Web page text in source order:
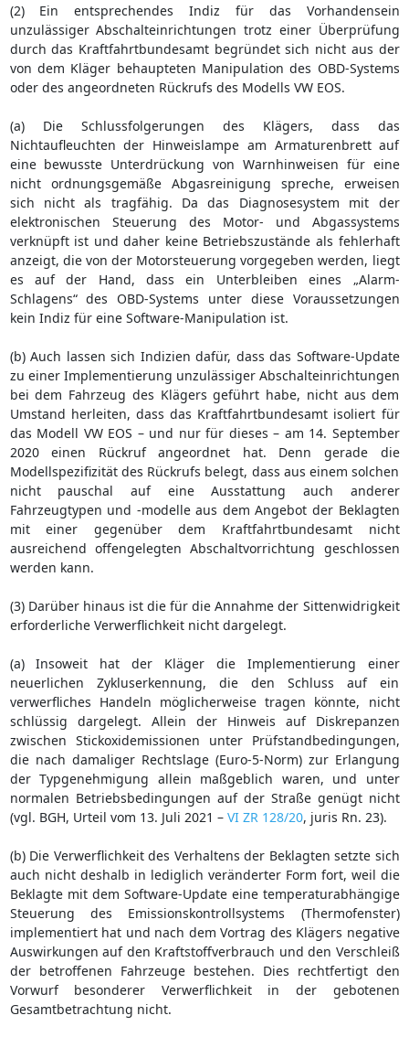
(2) Ein entsprechendes Indiz für das Vorhandensein
unzulässiger Abschalteinrichtungen trotz einer Überprüfung
durch das Kraftfahrtbundesamt begründet sich nicht aus der
von dem Kläger behaupteten Manipulation des OBD-Systems
oder des angeordneten Rückrufs des Modells VW EOS.
(a) Die Schlussfolgerungen des Klägers, dass das
Nichtaufleuchten der Hinweislampe am Armaturenbrett auf
eine bewusste Unterdrückung von Warnhinweisen für eine
nicht ordnungsgemäße Abgasreinigung spreche, erweisen
sich nicht als tragfähig. Da das Diagnosesystem mit der
elektronischen Steuerung des Motor- und Abgassystems
verknüpft ist und daher keine Betriebszustände als fehlerhaft
anzeigt, die von der Motorsteuerung vorgegeben werden, liegt
es auf der Hand, dass ein Unterbleiben eines „Alarm-
Schlagens“ des OBD-Systems unter diese Voraussetzungen
kein Indiz für eine Software-Manipulation ist.
(b) Auch lassen sich Indizien dafür, dass das Software-Update
zu einer Implementierung unzulässiger Abschalteinrichtungen
bei dem Fahrzeug des Klägers geführt habe, nicht aus dem
Umstand herleiten, dass das Kraftfahrtbundesamt isoliert für
das Modell VW EOS – und nur für dieses – am 14. September
2020 einen Rückruf angeordnet hat. Denn gerade die
Modellspezifizität des Rückrufs belegt, dass aus einem solchen
nicht pauschal auf eine Ausstattung auch anderer
Fahrzeugtypen und -modelle aus dem Angebot der Beklagten
mit einer gegenüber dem Kraftfahrtbundesamt nicht
ausreichend offengelegten Abschaltvorrichtung geschlossen
werden kann.
(3) Darüber hinaus ist die für die Annahme der Sittenwidrigkeit
erforderliche Verwerflichkeit nicht dargelegt.
(a) Insoweit hat der Kläger die Implementierung einer
neuerlichen Zykluserkennung, die den Schluss auf ein
verwerfliches Handeln möglicherweise tragen könnte, nicht
schlüssig dargelegt. Allein der Hinweis auf Diskrepanzen
zwischen Stickoxidemissionen unter Prüfstandbedingungen,
die nach damaliger Rechtslage (Euro-5-Norm) zur Erlangung
der Typgenehmigung allein maßgeblich waren, und unter
normalen Betriebsbedingungen auf der Straße genügt nicht
(vgl. BGH, Urteil vom 13. Juli 2021 – VI ZR 128/20, juris Rn. 23).
(b) Die Verwerflichkeit des Verhaltens der Beklagten setzte sich
auch nicht deshalb in lediglich veränderter Form fort, weil die
Beklagte mit dem Software-Update eine temperaturabhängige
Steuerung des Emissionskontrollsystems (Thermofenster)
implementiert hat und nach dem Vortrag des Klägers negative
Auswirkungen auf den Kraftstoffverbrauch und den Verschleiß
der betroffenen Fahrzeuge bestehen. Dies rechtfertigt den
Vorwurf besonderer Verwerflichkeit in der gebotenen
Gesamtbetrachtung nicht.